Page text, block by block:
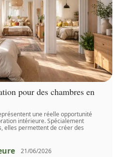
pour des chambres en
une réelle opportunité
intérieure. Spécialement
elles permettent de créer des
21/06/2026